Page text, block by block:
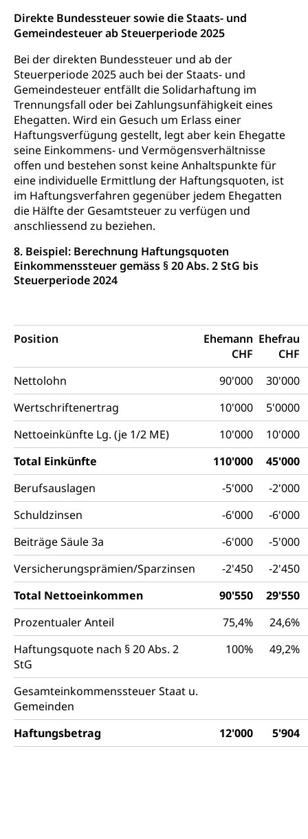
Direkte Bundessteuer sowie die Staats- und
Gemeindesteuer ab Steuerperiode 2025
Bei der direkten Bundessteuer und ab der
Steuerperiode 2025 auch bei der Staats- und
Gemeindesteuer entfällt die Solidarhaftung im
Trennungsfall oder bei Zahlungsunfähigkeit eines
Ehegatten. Wird ein Gesuch um Erlass einer
Haftungsverfügung gestellt, legt aber kein Ehegatte
seine Einkommens- und Vermögensverhältnisse
offen und bestehen sonst keine Anhaltspunkte für
eine individuelle Ermittlung der Haftungsquoten, ist
im Haftungsverfahren gegenüber jedem Ehegatten
die Hälfte der Gesamtsteuer zu verfügen und
anschliessend zu beziehen.
8. Beispiel: Berechnung Haftungsquoten
Einkommenssteuer gemäss § 20 Abs. 2 StG bis
Steuerperiode 2024
Position
Ehemann
CHF
Ehefrau
CHF
Nettolohn
90'000 30'000
Wertschriftenertrag
10'000
5'0000
Nettoeinkünfte Lg. (je 1/2 ME)
10'000
10'000
Total Einkünfte
110'000 45'000
Berufsauslagen
-5'000
-2'000
Schuldzinsen
-6'000
-6'000
Beiträge Säule 3a
-6'000
-5'000
Versicherungsprämien/Sparzinsen
-2'450
-2'450
Total Nettoeinkommen
90'550
29'550
Prozentualer Anteil
75,4%
24,6%
Haftungsquote nach § 20 Abs. 2
StG
100% 49,2%
Gesamteinkommenssteuer Staat u.
Gemeinden
Haftungsbetrag
12'000 5'904